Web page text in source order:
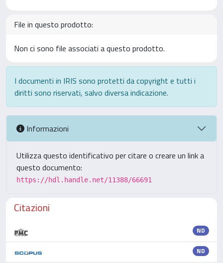
File in questo prodotto:
Non ci sono file associati a questo prodotto.
I documenti in IRIS sono protetti da copyright e tutti i
diritti sono riservati, salvo diversa indicazione.
Informazioni
Utilizza questo identificativo per citare o creare un link a
questo documento:
https://hdl.handle.net/11388/66691
Citazioni
ND
ND